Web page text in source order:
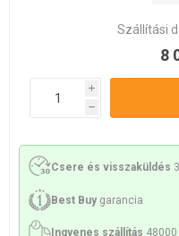
Szállítási
8
i
h
Csere és visszaküldés
Best Buy garancia
Ingyenes szállítás